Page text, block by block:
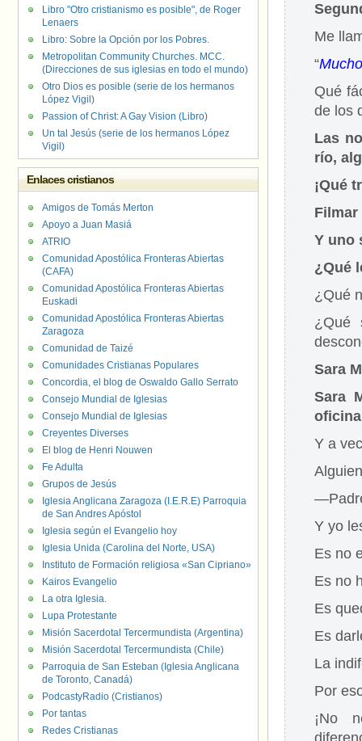
Me
“
Qué
de los
Las
río,
¡Qué
Y uno
¿Qué
¿Qué
¿Qué
Sara
Sara
Y a
Y yo
Es no
Es no
Es
Es
La
Por
¡No
Libro "Otro cristianismo es posible", de Roger
Lenaers
Libro: Sobre la Opción por los Pobres.
Metropolitan Community Churches. MCC.
(Direcciones de sus iglesias en todo el mundo)
Otro Dios es posible (serie de los hermanos
López Vigil)
Passion of Christ: A Gay Vision (Libro)
Un tal Jesús (serie de los hermanos López
Vigil)
Enlaces cristianos
Amigos de Tomás Merton
Apoyo a Juan Masiá
ATRIO
Comunidad Apostólica Fronteras Abiertas
(CAFA)
Comunidad Apostólica Fronteras Abiertas
Euskadi
Comunidad Apostólica Fronteras Abiertas
Zaragoza
Comunidad de Taizé
Comunidades Cristianas Populares
Concordia, el blog de Oswaldo Gallo Serrato
Consejo Mundial de Iglesias
Consejo Mundial de Iglesias
Creyentes Diverses
El blog de Henri Nouwen
Fe Adulta
Grupos de Jesús
Iglesia Anglicana Zaragoza (I.E.R.E) Parroquia
de San Andres Apóstol
Iglesia según el Evangelio hoy
Iglesia Unida (Carolina del Norte, USA)
Instituto de Formación religiosa «San Cipriano»
Kairos Evangelio
La otra Iglesia.
Lupa Protestante
Misión Sacerdotal Tercermundista (Argentina)
Misión Sacerdotal Tercermundista (Chile)
Parroquia de San Esteban (Iglesia Anglicana
de Toronto, Canadá)
PodcastyRadio (Cristianos)
Por tantas
Redes Cristianas